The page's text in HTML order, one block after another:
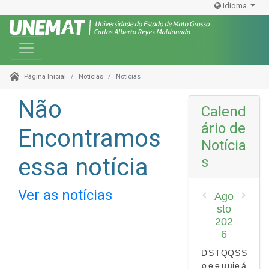
Idioma
Toggle navigation
Página Inicial Notícias Notícias
Não
Encontramos
essa notícia
Ver as notícias
Calend
ário de
Notícia
s
Ago
sto
202
6
D
o
S
e
T
e
Q
u
Q
ui
S
e
S
á